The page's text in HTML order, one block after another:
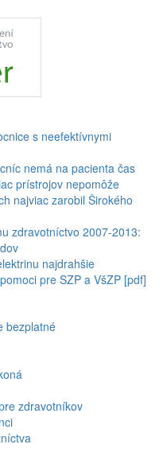
s neefektívnymi
nemá na pacienta čas
prístrojov nepomôže
najviac zarobil Širokého
zdravotníctvo 2007-2013:
najdrahšie
pre SZP a VšZP [pdf]
bezplatné
zdravotníkov